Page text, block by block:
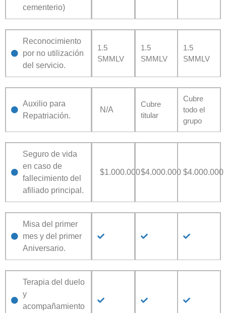
cementerio)
Reconocimiento
por no utilización
del servicio.
1.5
SMMLV
1.5
SMMLV
1.5
SMMLV
Auxilio para
Repatriación.
N/A
Cubre
titular
Cubre
todo el
grupo
Seguro de vida
en caso de
fallecimiento del
afiliado principal.
$1.000.000$4.000.000 $4.000.000
Misa del primer
mes y del primer
Aniversario.
Terapia del duelo
y
acompañamiento